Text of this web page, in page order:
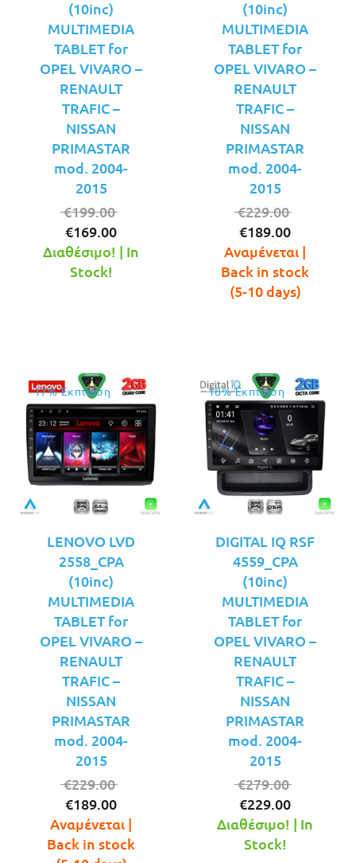
(10inc)
MULTIMEDIA
TABLET for
OPEL VIVARO –
RENAULT
TRAFIC –
NISSAN
PRIMASTAR
mod. 2004-
2015
€199.00
was:
€169.00
τρέχουσα
Διαθέσιμο! | In
Stock!
(10inc)
MULTIMEDIA
TABLET for
OPEL VIVARO –
RENAULT
TRAFIC –
NISSAN
PRIMASTAR
mod. 2004-
2015
€229.00
was:
€229.00.
€189.00
τρέχουσα
τιμή
είναι:
Αναμένεται |
Back in stock
(5-10 days)
17% Έκπτωση
LENOVO LVD
2558_CPA
(10inc)
MULTIMEDIA
TABLET for
OPEL VIVARO –
RENAULT
TRAFIC –
NISSAN
PRIMASTAR
mod. 2004-
2015
€229.00
was:
€229.00.
€189.00
τρέχουσα
τιμή
Αναμένεται |
Back in stock
18% Έκπτωση
DIGITAL IQ RSF
4559_CPA
(10inc)
MULTIMEDIA
TABLET for
OPEL VIVARO –
RENAULT
TRAFIC –
NISSAN
PRIMASTAR
mod. 2004-
2015
€279.00
was:
€229.00
τρέχουσα
Διαθέσιμο! | In
Stock!